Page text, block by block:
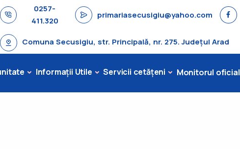
0257-
411.320
primariasecusigiu@yahoo.com
Comuna Secusigiu, str. Principală, nr. 275. Județul Arad
Informații Utile Servicii cetățeni Monitorul oficial